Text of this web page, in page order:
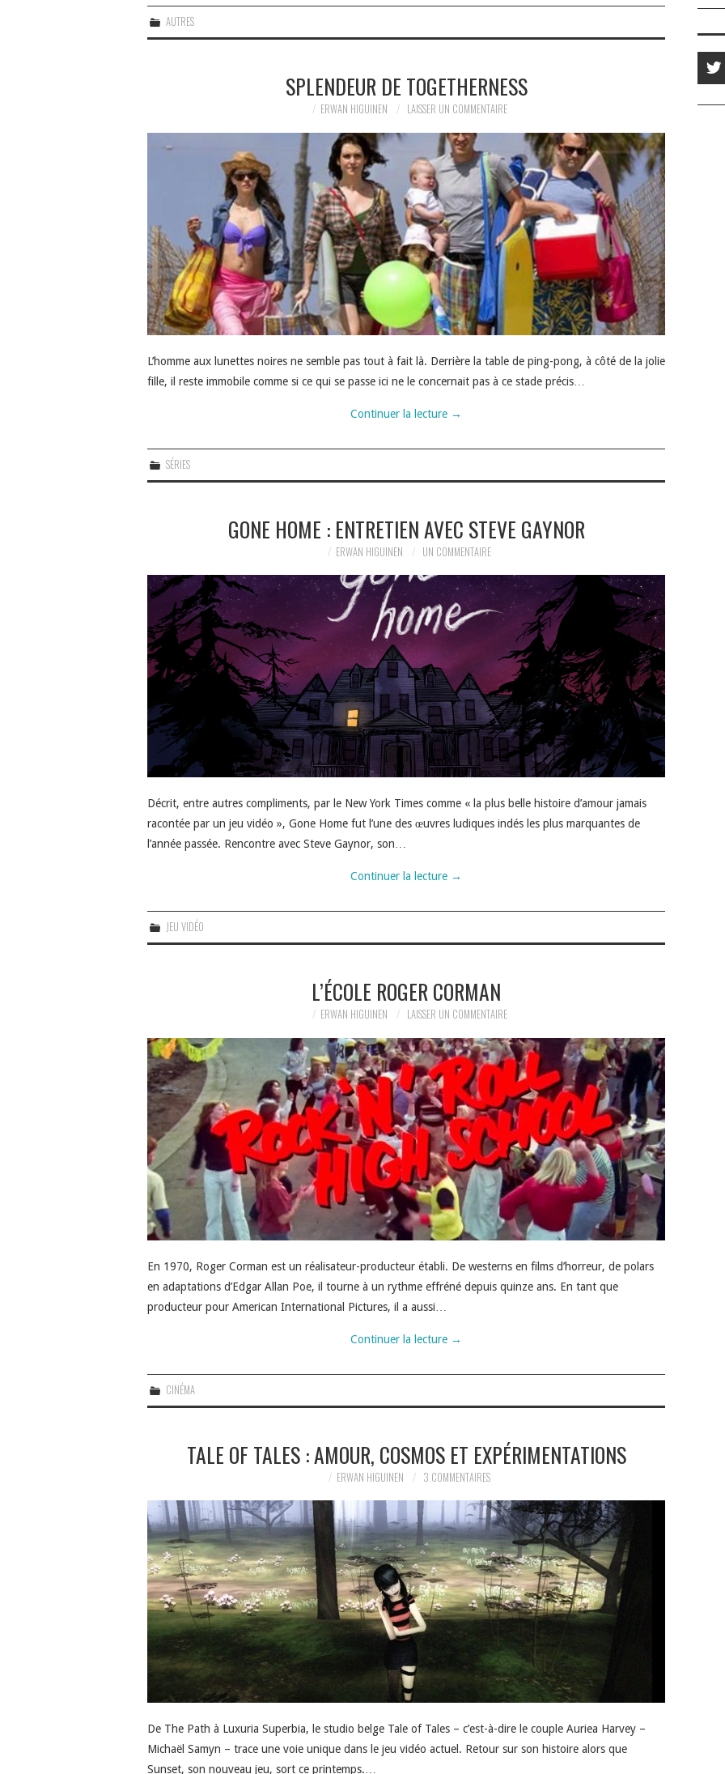
AUTRES
SPLENDEUR DE TOGETHERNESS
ERWAN HIGUINEN LAISSER UN COMMENTAIRE
L’homme aux lunettes noires ne semble pas tout à fait là. Derrière la table de ping-pong, à côté de la jolie
fille, il reste immobile comme si ce qui se passe ici ne le concernait pas à ce stade précis…
Continuer la lecture →
SÉRIES
GONE HOME : ENTRETIEN AVEC STEVE GAYNOR
ERWAN HIGUINEN UN COMMENTAIRE
Décrit, entre autres compliments, par le New York Times comme « la plus belle histoire d’amour jamais
racontée par un jeu vidéo », Gone Home fut l’une des œuvres ludiques indés les plus marquantes de
l’année passée. Rencontre avec Steve Gaynor, son…
Continuer la lecture →
JEU VIDÉO
L’ÉCOLE ROGER CORMAN
ERWAN HIGUINEN LAISSER UN COMMENTAIRE
En 1970, Roger Corman est un réalisateur-producteur établi. De westerns en films d’horreur, de polars
en adaptations d’Edgar Allan Poe, il tourne à un rythme effréné depuis quinze ans. En tant que
producteur pour American International Pictures, il a aussi…
Continuer la lecture →
CINÉMA
TALE OF TALES : AMOUR, COSMOS ET EXPÉRIMENTATIONS
ERWAN HIGUINEN 3 COMMENTAIRES
De The Path à Luxuria Superbia, le studio belge Tale of Tales – c’est-à-dire le couple Auriea Harvey –
Michaël Samyn – trace une voie unique dans le jeu vidéo actuel. Retour sur son histoire alors que
Sunset, son nouveau jeu, sort ce printemps.…